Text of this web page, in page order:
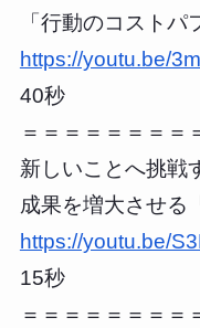
「行動のコストパ
https://youtu.be/
40秒
＝＝＝＝＝＝＝＝
新しいことへ挑戦
成果を増大させる
https://youtu.be/
15秒
＝＝＝＝＝＝＝＝